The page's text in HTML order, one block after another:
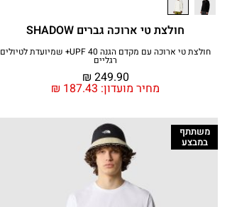
חולצת טי ארוכה גברים SHADOW
חולצת טי ארוכה עם מקדם הגנה UPF 40+ שמיועדת לטיולים
רגליים
מחיר מועדון: ₪ 187.43
₪ 249.90
משתתף
במבצע